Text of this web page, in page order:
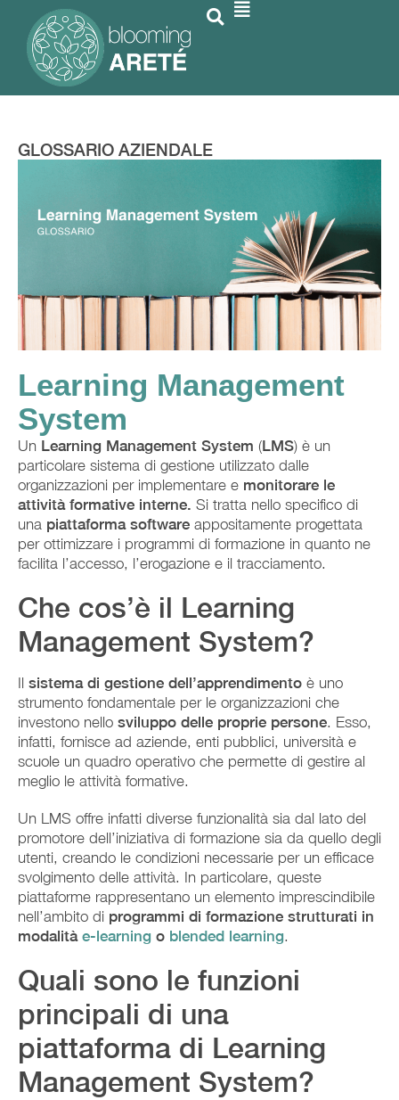
GLOSSARIO AZIENDALE
Learning Management
System
Un Learning Management System (LMS) è un
particolare sistema di gestione utilizzato dalle
organizzazioni per implementare e monitorare le
attività formative interne. Si tratta nello specifico di
una piattaforma software appositamente progettata
per ottimizzare i programmi di formazione in quanto ne
facilita l’accesso, l’erogazione e il tracciamento.
Che cos’è il Learning
Management System?
Il sistema di gestione dell’apprendimento è uno
strumento fondamentale per le organizzazioni che
investono nello sviluppo delle proprie persone. Esso,
infatti, fornisce ad aziende, enti pubblici, università e
scuole un quadro operativo che permette di gestire al
meglio le attività formative.
Un LMS offre infatti diverse funzionalità sia dal lato del
promotore dell’iniziativa di formazione sia da quello degli
utenti, creando le condizioni necessarie per un efficace
svolgimento delle attività. In particolare, queste
piattaforme rappresentano un elemento imprescindibile
nell’ambito di programmi di formazione strutturati in
modalità e-learning o blended learning.
Quali sono le funzioni
principali di una
piattaforma di Learning
Management System?